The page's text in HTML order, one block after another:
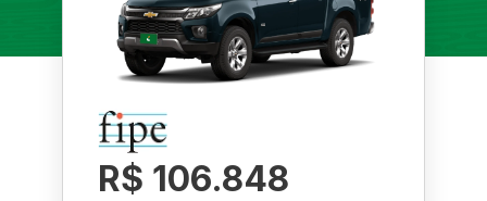
R$ 106.848